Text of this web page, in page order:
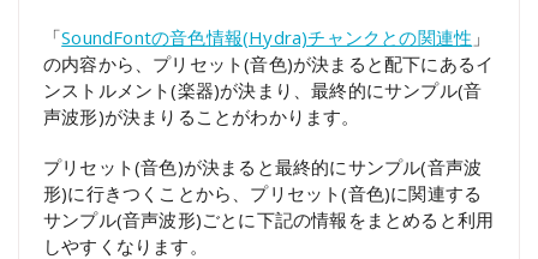
「SoundFontの音色情報(Hydra)チャンクとの関連性 」
の内容から、プリセット(音色)が決まると配下にあるイ
ンストルメント(楽器)が決まり、最終的にサンプル(音
声波形)が決まりることがわかります。
プリセット(音色)が決まると最終的にサンプル(音声波
形)に行きつくことから、プリセット(音色)に関連する
サンプル(音声波形)ごとに下記の情報をまとめると利用
しやすくなります。